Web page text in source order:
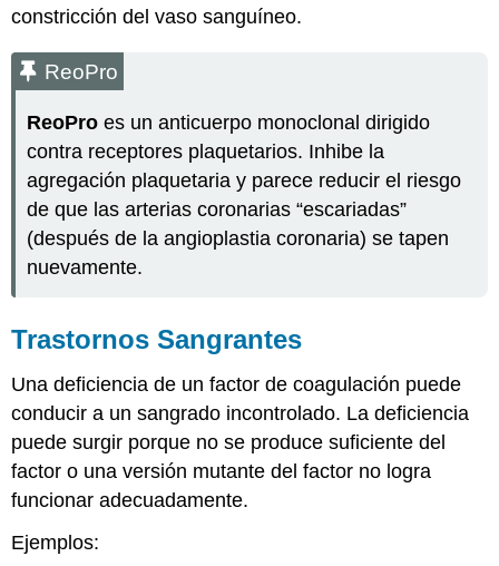
constricción del vaso sanguíneo.
ReoPro
ReoPro es un anticuerpo monoclonal dirigido
contra receptores plaquetarios. Inhibe la
agregación plaquetaria y parece reducir el riesgo
de que las arterias coronarias “escariadas”
(después de la angioplastia coronaria) se tapen
nuevamente.
Trastornos Sangrantes
Una deficiencia de un factor de coagulación puede
conducir a un sangrado incontrolado. La deficiencia
puede surgir porque no se produce suficiente del
factor o una versión mutante del factor no logra
funcionar adecuadamente.
Ejemplos: